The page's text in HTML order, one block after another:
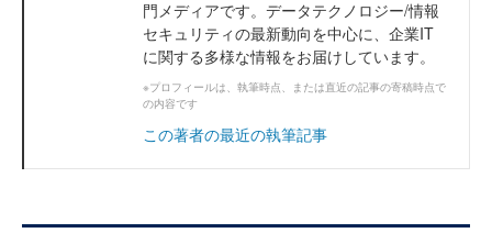
門メディアです。データテクノロジー/情報
セキュリティの最新動向を中心に、企業IT
に関する多様な情報をお届けしています。
※プロフィールは、執筆時点、または直近の記事の寄稿時点で
の内容です
この著者の最近の執筆記事